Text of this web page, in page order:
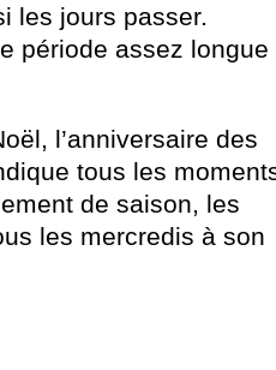
les jours passer.
période assez longue
l’anniversaire des
tous les
de saison, les
les mercredis à son